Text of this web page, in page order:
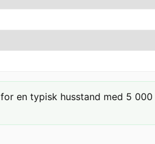
for en typisk husstand med 5